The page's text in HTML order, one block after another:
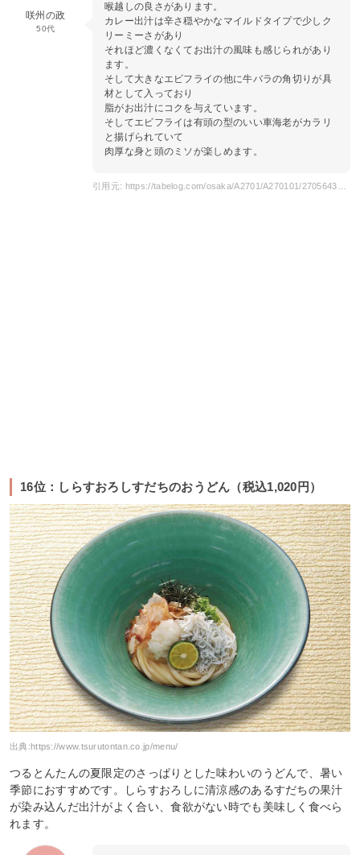
咲州の政
50代
喉越しの良さがあります。
カレー出汁は辛さ穏やかなマイルドタイプで少しク
リーミーさがあり
それほど濃くなくてお出汁の風味も感じられがあり
ます。
そして大きなエビフライの他に牛バラの角切りが具
材として入っており
脂がお出汁にコクを与えています。
そしてエビフライは有頭の型のいい車海老がカラリ
と揚げられていて
肉厚な身と頭のミソが楽しめます。
引用元: https://tabelog.com/osaka/A2701/A270101/27056431/dtlrvwlst/B357771921/
16位：しらすおろしすだちのおうどん（税込1,020円）
出典: https://www.tsurutontan.co.jp/menu/
つるとんたんの夏限定のさっぱりとした味わいのうどんで、暑い
季節におすすめです。しらすおろしに清涼感のあるすだちの果汁
が染み込んだ出汁がよく合い、食欲がない時でも美味しく食べら
れます。